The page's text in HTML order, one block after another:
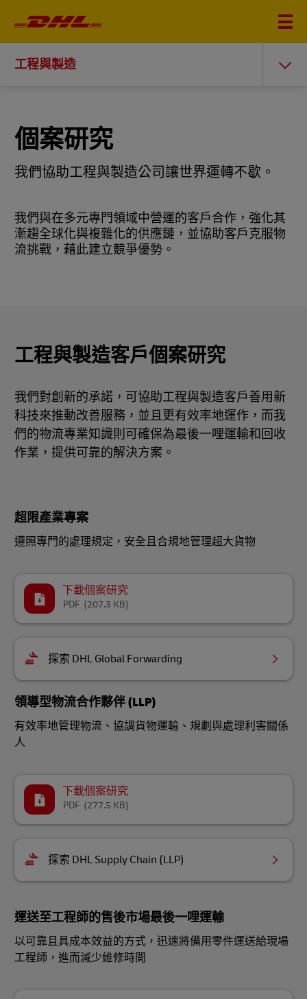
工程與製造
個案研究
我們協助工程與製造公司讓世界運轉不歇。
我們與在多元專門領域中營運的客戶合作，強化其
漸趨全球化與複雜化的供應鏈，並協助客戶克服物
流挑戰，藉此建立競爭優勢。
工程與製造客戶個案研究
我們對創新的承諾，可協助工程與製造客戶善用新
科技來推動改善服務，並且更有效率地運作，而我
們的物流專業知識則可確保為最後一哩運輸和回收
作業，提供可靠的解決方案。
超限產業專案
遵照專門的處理規定，安全且合規地管理超大貨物
下載個案研究
(207.3 KB)
PDF
探索 DHL Global Forwarding
領導型物流合作夥伴 (LLP)
有效率地管理物流、協調貨物運輸、規劃與處理利害關係
人
下載個案研究
(277.5 KB)
PDF
探索 DHL Supply Chain (LLP)
運送至工程師的售後市場最後一哩運輸
以可靠且具成本效益的方式，迅速將備用零件運送給現場
工程師，進而減少維修時間